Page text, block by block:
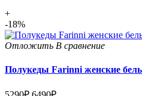
+
-18%
Отложить В сравнение
Полукеды Farinni женские